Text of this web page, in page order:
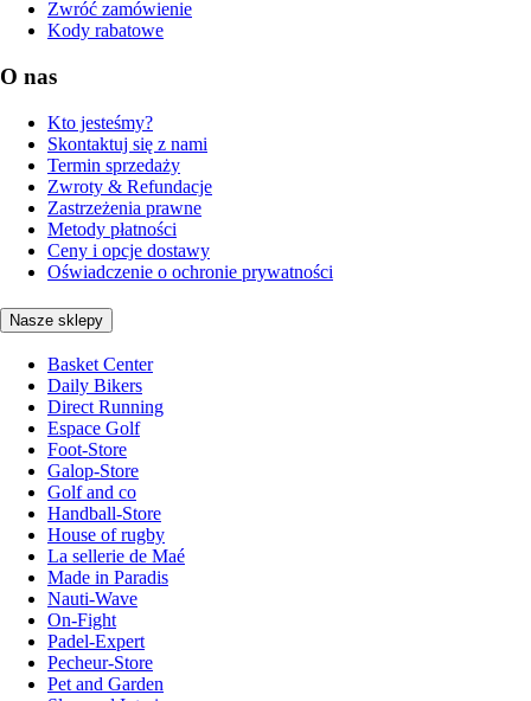
Zwróć zamówienie
Kody rabatowe
O nas
Kto jesteśmy?
Skontaktuj się z nami
Termin sprzedaży
Zwroty & Refundacje
Zastrzeżenia prawne
Metody płatności
Ceny i opcje dostawy
Oświadczenie o ochronie prywatności
Nasze sklepy
Basket Center
Daily Bikers
Direct Running
Espace Golf
Foot-Store
Galop-Store
Golf and co
Handball-Store
House of rugby
La sellerie de Maé
Made in Paradis
Nauti-Wave
On-Fight
Padel-Expert
Pecheur-Store
Pet and Garden